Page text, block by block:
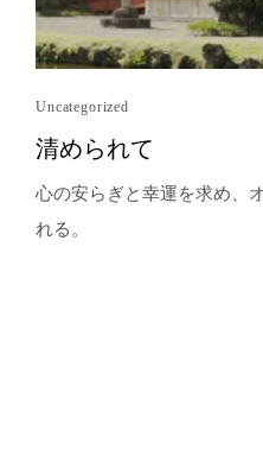
Uncategorized
清められて
心の安らぎと幸運を求め、
れる。